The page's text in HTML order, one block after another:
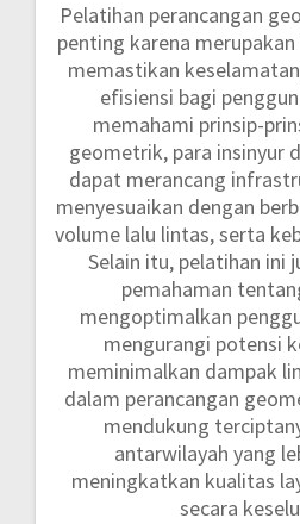
Pelatihan perancangan
penting karena
memastikan
efisiensi bagi
memahami prinsip-
geometrik, para insinyur
dapat merancang
menyesuaikan dengan
volume lalu lintas, serta
Selain itu, pelatihan ini
pemahaman
mengoptimalkan
mengurangi potensi
meminimalkan dampak
dalam perancangan
mendukung
antarwilayah yang
meningkatkan kualitas
secara